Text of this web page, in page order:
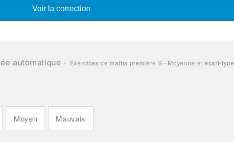
Voir la correction
automatique - Exercices de maths première S - Moyenne et écart-type
Moyen Mauvais